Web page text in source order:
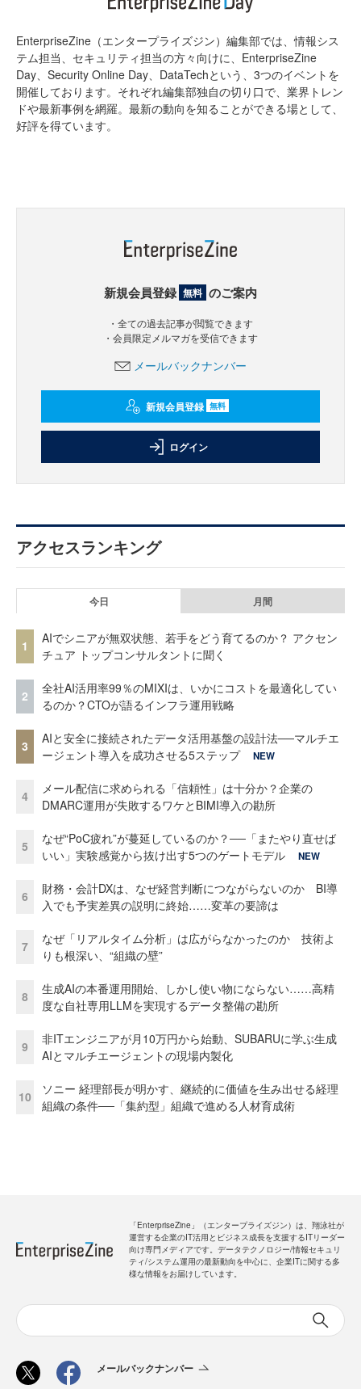
EnterpriseZine（エンタープライズジン）編集部では、情報シス
テム担当、セキュリティ担当の方々向けに、EnterpriseZine
Day、Security Online Day、DataTechという、3つのイベントを
開催しております。それぞれ編集部独自の切り口で、業界トレン
ドや最新事例を網羅。最新の動向を知ることができる場として、
好評を得ています。
新規会員登録 無料 のご案内
・全ての過去記事が閲覧できます
・会員限定メルマガを受信できます
メールバックナンバー
新規会員登録 無料
ログイン
アクセスランキング
今日 月間
1
AIでシニアが無双状態、若手をどう育てるのか？ アクセン
チュア トップコンサルタントに聞く
2
全社AI活用率99％のMIXIは、いかにコストを最適化してい
るのか？CTOが語るインフラ運用戦略
3
AIと安全に接続されたデータ活用基盤の設計法──マルチエ
ージェント導入を成功させる5ステップ
NEW
4
メール配信に求められる「信頼性」は十分か？企業の
DMARC運用が失敗するワケとBIMI導入の勘所
5
なぜ“PoC疲れ”が蔓延しているのか？──「またやり直せば
いい」実験感覚から抜け出す5つのゲートモデル
NEW
6
財務・会計DXは、なぜ経営判断につながらないのか BI導
入でも予実差異の説明に終始……変革の要諦は
7
なぜ「リアルタイム分析」は広がらなかったのか 技術よ
りも根深い、“組織の壁”
8
生成AIの本番運用開始、しかし使い物にならない……高精
度な自社専用LLMを実現するデータ整備の勘所
9
非ITエンジニアが月10万円から始動、SUBARUに学ぶ生成
AIとマルチエージェントの現場内製化
10
ソニー 経理部長が明かす、継続的に価値を生み出せる経理
組織の条件──「集約型」組織で進める人材育成術
「EnterpriseZine」（エンタープライズジン）は、翔泳社が
運営する企業のIT活用とビジネス成長を支援するITリーダー
向け専門メディアです。データテクノロジー/情報セキュリ
ティ/システム運用の最新動向を中心に、企業ITに関する多
様な情報をお届けしています。
メールバックナンバー